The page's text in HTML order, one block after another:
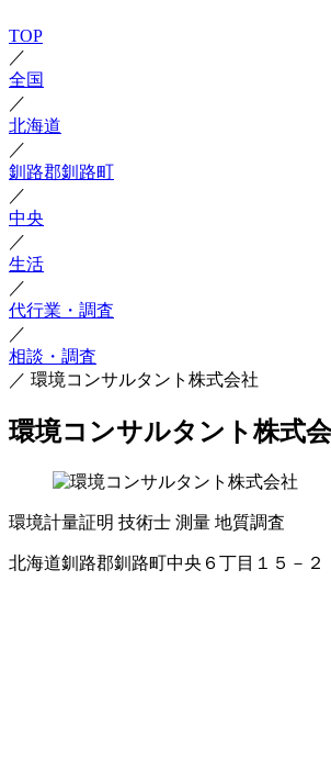
TOP
／
全国
／
北海道
／
釧路郡釧路町
／
中央
／
生活
／
代行業・調査
／
相談・調査
／ 環境コンサルタント株式会社
環境コンサルタント株式
環境計量証明 技術士 測量 地質調査
北海道釧路郡釧路町中央６丁目１５－２